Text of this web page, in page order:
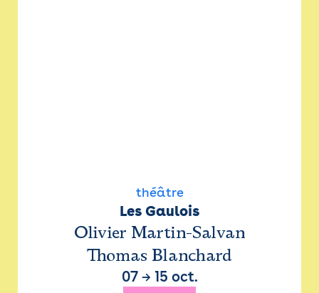
théâtre
Les Gaulois
Olivier Martin-Salvan
Thomas Blanchard
07→ 15 oct.